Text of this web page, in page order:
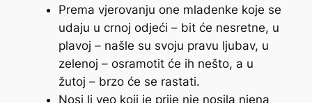
Prema vjerovanju one mladenke koje se
udaju u crnoj odjeći – bit će nesretne, u
plavoj – našle su svoju pravu ljubav, u
zelenoj – osramotit će ih nešto, a u
žutoj – brzo će se rastati.
Nosi li veo koji je prije nje nosila njena